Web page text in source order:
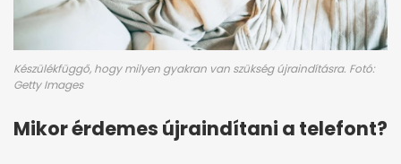
Készülékfüggő, hogy milyen gyakran van szükség újraindításra. Fotó:
Getty Images
Mikor érdemes újraindítani a telefont?